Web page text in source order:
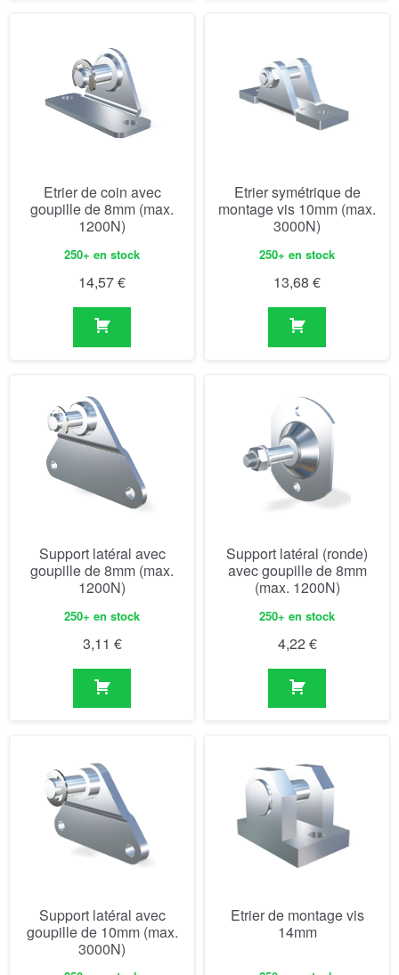
Etrier de coin avec
goupille de 8mm (max.
1200N)
250+ en stock
14,57€
Etrier symétrique de
montage vis 10mm (max.
3000N)
250+ en stock
13,68 €
Support latéral avec
goupille de 8mm (max.
1200N)
250+ en stock
3,11 €
Support latéral (ronde)
avec goupille de 8mm
(max. 1200N)
250+ en stock
4,22 €
Support latéral avec
goupille de 10mm (max.
3000N)
Etrier de montage vis
14mm